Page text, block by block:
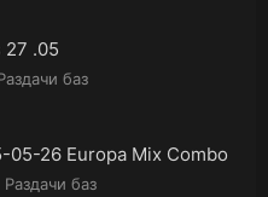
27 .05
баз
05-26 Europa Mix Combo
Раздачи баз